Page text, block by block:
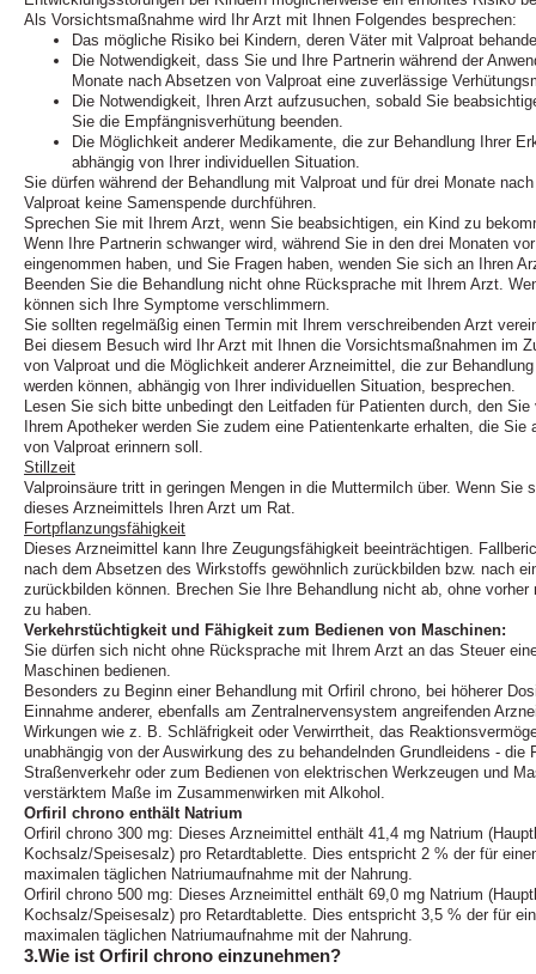
Als Vorsichtsmaßnahme wird Ihr Arzt mit Ihnen Folgendes besprechen:
Das mögliche Risiko bei Kindern, deren Väter mit Valproat
Die Notwendigkeit, dass Sie und Ihre Partnerin während der
Monate nach Absetzen von Valproat eine zuverlässige
Die Notwendigkeit, Ihren Arzt aufzusuchen, sobald Sie
Sie die Empfängnisverhütung beenden.
Die Möglichkeit anderer Medikamente, die zur Behandlung Ihrer
abhängig von Ihrer individuellen Situation.
Sie dürfen während der Behandlung mit Valproat und für drei Monate
Valproat keine Samenspende durchführen.
Sprechen Sie mit Ihrem Arzt, wenn Sie beabsichtigen, ein Kind zu
Wenn Ihre Partnerin schwanger wird, während Sie in den drei Monaten
eingenommen haben, und Sie Fragen haben, wenden Sie sich an Ihren
Beenden Sie die Behandlung nicht ohne Rücksprache mit Ihrem Arzt.
können sich Ihre Symptome verschlimmern.
Sie sollten regelmäßig einen Termin mit Ihrem verschreibenden Arzt
Bei diesem Besuch wird Ihr Arzt mit Ihnen die Vorsichtsmaßnahmen im
von Valproat und die Möglichkeit anderer Arzneimittel, die zur
werden können, abhängig von Ihrer individuellen Situation, besprechen.
Lesen Sie sich bitte unbedingt den Leitfaden für Patienten durch, den
Ihrem Apotheker werden Sie zudem eine Patientenkarte erhalten, die Sie
von Valproat erinnern soll.
Stillzeit
Valproinsäure tritt in geringen Mengen in die Muttermilch über. Wenn Sie
dieses Arzneimittels Ihren Arzt um Rat.
Fortpflanzungsfähigkeit
Dieses Arzneimittel kann Ihre Zeugungsfähigkeit beeinträchtigen.
nach dem Absetzen des Wirkstoffs gewöhnlich zurückbilden bzw. nach
zurückbilden können. Brechen Sie Ihre Behandlung nicht ab, ohne
zu haben.
Verkehrstüchtigkeit und Fähigkeit zum Bedienen von Maschinen:
Sie dürfen sich nicht ohne Rücksprache mit Ihrem Arzt an das Steuer
Maschinen bedienen.
Besonders zu Beginn einer Behandlung mit Orfiril chrono, bei höherer
Einnahme anderer, ebenfalls am Zentralnervensystem angreifenden
Wirkungen wie z. B. Schläfrigkeit oder Verwirrtheit, das
unabhängig von der Auswirkung des zu behandelnden Grundleidens -
Straßenverkehr oder zum Bedienen von elektrischen Werkzeugen und
verstärktem Maße im Zusammenwirken mit Alkohol.
Orfiril chrono enthält Natrium
Orfiril chrono 300 mg: Dieses Arzneimittel enthält 41,4 mg Natrium
Kochsalz/Speisesalz) pro Retardtablette. Dies entspricht 2 % der für
maximalen täglichen Natriumaufnahme mit der Nahrung.
Orfiril chrono 500 mg: Dieses Arzneimittel enthält 69,0 mg Natrium
Kochsalz/Speisesalz) pro Retardtablette. Dies entspricht 3,5 % der für
maximalen täglichen Natriumaufnahme mit der Nahrung.
3.Wie ist Orfiril chrono einzunehmen?